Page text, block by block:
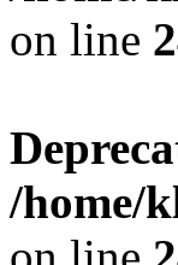
on line
/home/